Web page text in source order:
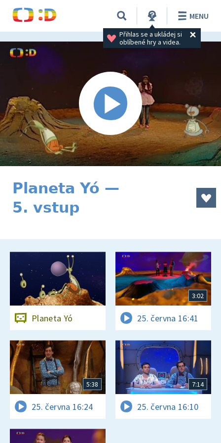
Přihlas se a ukládej si
oblíbené hry a videa.
MENU
Planeta Yó —
5. vstup
Planeta Yó
3:02
25. června 16:41
5:38
25. června 16:24
7:14
25. června 16:10